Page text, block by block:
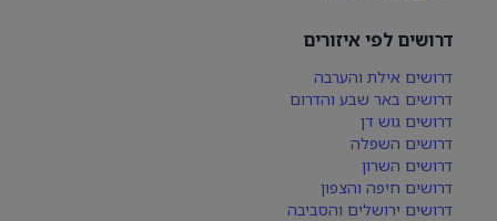
דרושים לפי איזורים
דרושים אילת והערבה
דרושים באר שבע והדרום
דרושים גוש דן
דרושים השפלה
דרושים השרון
דרושים חיפה והצפון
דרושים ירושלים והסביבה